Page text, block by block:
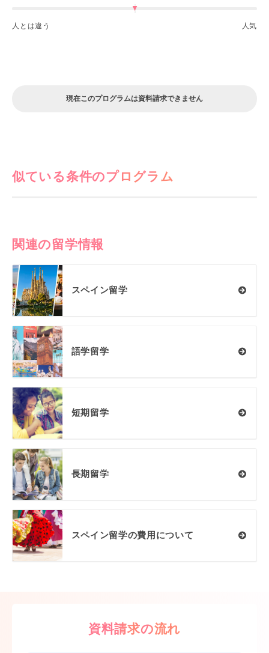
人とは違う 人気
現在このプログラムは資料請求できません
似ている条件のプログラム
関連の留学情報
スペイン留学
語学留学
短期留学
長期留学
スペイン留学の費用について
資料請求の流れ